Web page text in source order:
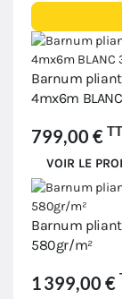
Barnum pliant
4mx6m
799,00 €
VOIR LE
Barnum pliant
580gr/m²
1 399,00 €